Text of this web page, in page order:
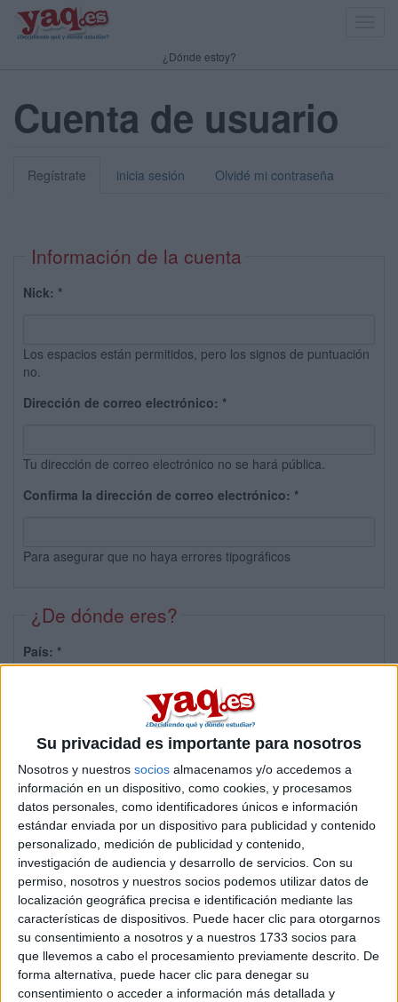
Su privacidad es importante para nosotros
Nosotros y nuestros socios almacenamos y/o accedemos a
información en un dispositivo, como cookies, y procesamos
datos personales, como identificadores únicos e información
estándar enviada por un dispositivo para publicidad y contenido
personalizado, medición de publicidad y contenido,
investigación de audiencia y desarrollo de servicios. Con su
permiso, nosotros y nuestros socios podemos utilizar datos de
localización geográfica precisa e identificación mediante las
características de dispositivos. Puede hacer clic para otorgarnos
su consentimiento a nosotros y a nuestros 1733 socios para
que llevemos a cabo el procesamiento previamente descrito. De
forma alternativa, puede hacer clic para denegar su
consentimiento o acceder a información más detallada y
¿Dónde estoy?
Cuenta de usuario
Regístrate inicia sesión Olvidé mi contraseña
Información de la cuenta
Nick: *
Los espacios están permitidos, pero los signos de puntuación
no.
Dirección de correo electrónico: *
Tu dirección de correo electrónico no se hará pública.
Confirma la dirección de correo electrónico: *
Para asegurar que no haya errores tipográficos
¿De dónde eres?
País: *
Sobre ti
Soy:*
Chico
Chica
¿En qué año terminas (o terminaste) bachillerato o FP?